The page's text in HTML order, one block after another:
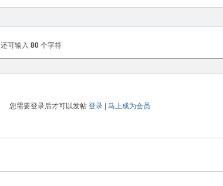
还可输入80 个字符
您需要登录后才可以发帖 登录| 马上成为会员